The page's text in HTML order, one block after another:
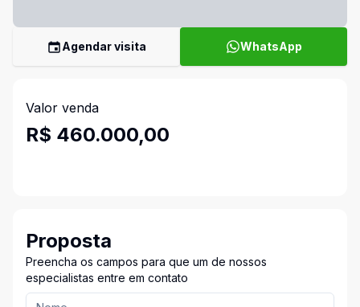
Agendar visita WhatsApp
Valor venda
R$ 460.000,00
Proposta
Preencha os campos para que um de nossos
especialistas entre em contato